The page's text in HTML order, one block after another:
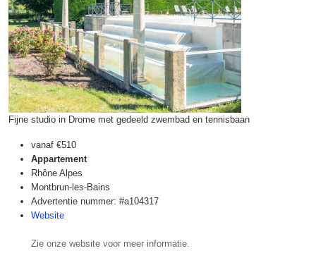
Fijne studio in Drome met gedeeld zwembad en tennisbaan
vanaf €510
Appartement
Rhône Alpes
Montbrun-les-Bains
Advertentie nummer: #a104317
Website
Zie onze website voor meer informatie.